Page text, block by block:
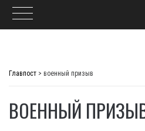
Главпост > военный призыв
ВОЕННЫЙ